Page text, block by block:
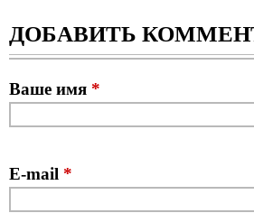
ДОБАВИТЬ
Ваше имя *
E-mail *